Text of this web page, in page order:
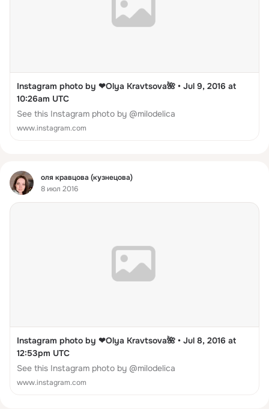
Instagram photo by ❤Olya Kravtsova🌺 • Jul 9, 2016 at
10:26am UTC
See this Instagram photo by @milodelica
www.instagram.com
Фид
оля кравцова (кузнецова)
8 июл 2016
Instagram photo by ❤Olya Kravtsova🌺 • Jul 8, 2016 at
12:53pm UTC
See this Instagram photo by @milodelica
www.instagram.com